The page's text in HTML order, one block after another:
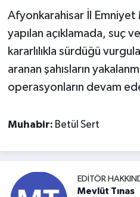
Afyonkarahisar İl Emniyet
yapılan açıklamada, suç
kararlılıkla sürdüğü
aranan şahısların
operasyonların devam
Muhabir: Betül Sert
EDITÖR
Mevlüt Tınas